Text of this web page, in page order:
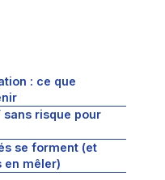
: ce que
sans risque pour
se forment (et
en mêler)